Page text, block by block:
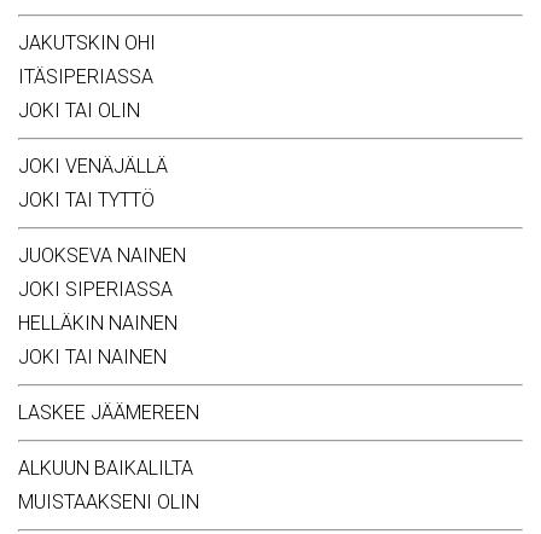
JAKUTSKIN OHI
ITÄSIPERIASSA
JOKI TAI OLIN
JOKI VENÄJÄLLÄ
JOKI TAI TYTTÖ
JUOKSEVA NAINEN
JOKI SIPERIASSA
HELLÄKIN NAINEN
JOKI TAI NAINEN
LASKEE JÄÄMEREEN
ALKUUN BAIKALILTA
MUISTAAKSENI OLIN